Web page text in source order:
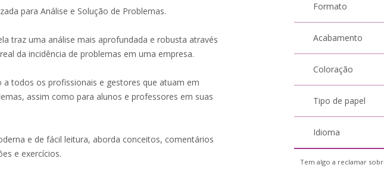
para Análise e Solução de Problemas.
traz uma análise mais aprofundada e robusta através
da incidência de problemas em uma empresa.
a todos os profissionais e gestores que atuam em
assim como para alunos e professores em suas
e de fácil leitura, aborda conceitos, comentários
e exercícios.
Formato
Acabamento
Coloração
Tipo de papel
Idioma
Tem algo a reclamar